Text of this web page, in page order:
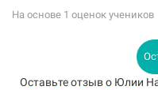
На основе 1 оценок учеников
Оставьте отзыв о Юлии